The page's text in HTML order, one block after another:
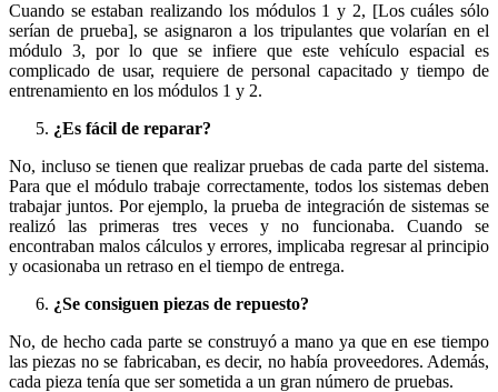
Cuando se estaban realizando los módulos 1 y 2, [Los cuáles sólo
serían de prueba], se asignaron a los tripulantes que volarían en el
módulo 3, por lo que se infiere que este vehículo espacial es
complicado de usar, requiere de personal capacitado y tiempo de
entrenamiento en los módulos 1 y 2.
¿Es fácil de reparar?
No, incluso se tienen que realizar pruebas de cada parte del sistema.
Para que el módulo trabaje correctamente, todos los sistemas deben
trabajar juntos. Por ejemplo, la prueba de integración de sistemas se
realizó las primeras tres veces y no funcionaba. Cuando se
encontraban malos cálculos y errores, implicaba regresar al principio
y ocasionaba un retraso en el tiempo de entrega.
¿Se consiguen piezas de repuesto?
No, de hecho cada parte se construyó a mano ya que en ese tiempo
las piezas no se fabricaban, es decir, no había proveedores. Además,
cada pieza tenía que ser sometida a un gran número de pruebas.